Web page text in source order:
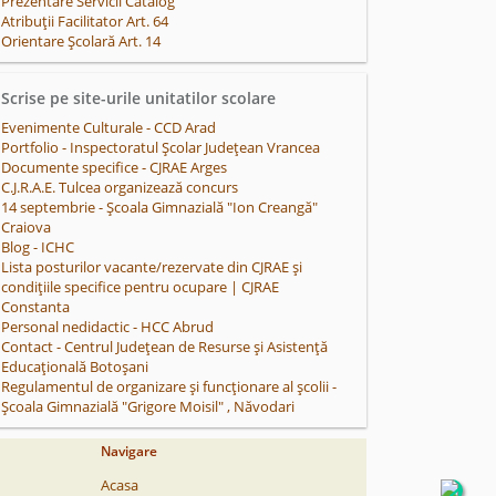
Atribuții Facilitator Art. 64
Orientare Școlară Art. 14
Scrise pe site-urile unitatilor scolare
Evenimente Culturale - CCD Arad
Portfolio - Inspectoratul Școlar Județean Vrancea
Documente specifice - CJRAE Arges
C.J.R.A.E. Tulcea organizează concurs
14 septembrie - Școala Gimnazială "Ion Creangă"
Craiova
Blog - ICHC
Lista posturilor vacante/rezervate din CJRAE și
condițiile specifice pentru ocupare | CJRAE
Constanta
Personal nedidactic - HCC Abrud
Contact - Centrul Județean de Resurse și Asistență
Educațională Botoșani
Regulamentul de organizare și funcționare al școlii -
Școala Gimnazială "Grigore Moisil" , Năvodari
Navigare
Acasa